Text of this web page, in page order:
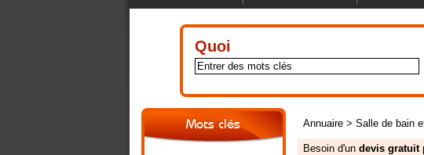
Quoi
Mots clés Annuaire> Salle de bain
Besoin d'un devis gratuit